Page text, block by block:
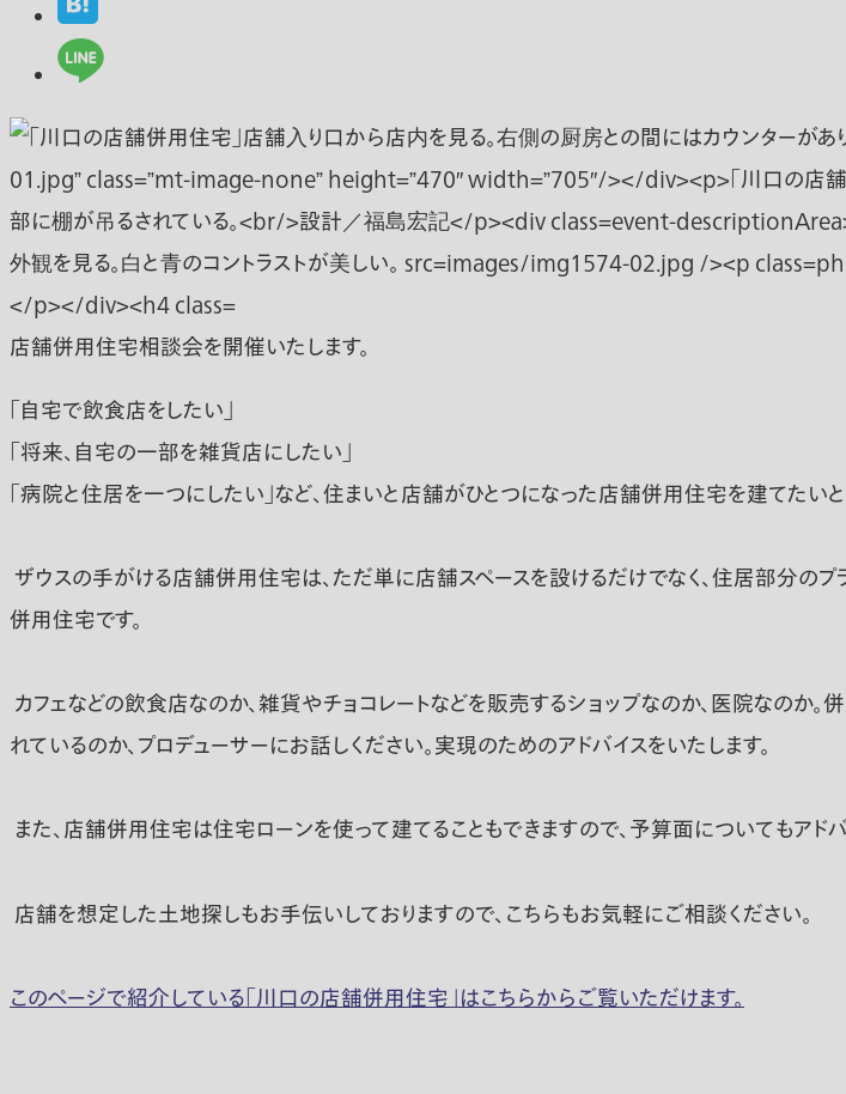
店舗併用住宅相談会を開催いたします。
「自宅で飲食店をしたい」
「将来、自宅の一部を雑貨店にしたい」
「病院と住居を一つにしたい」など、住まいと店舗がひとつになった店舗併用住宅を建てたい
ザウスの手がける店舗併用住宅は、ただ単に店舗スペースを設けるだけでなく、住居部分の
併用住宅です。
カフェなどの飲食店なのか、雑貨やチョコレートなどを販売するショップなのか、医院なのか
れているのか、プロデューサーにお話しください。実現のためのアドバイスをいたします。
また、店舗併用住宅は住宅ローンを使って建てることもできますので、予算面についてもアドバ
店舗を想定した土地探しもお手伝いしておりますので、こちらもお気軽にご相談ください。
このページで紹介している「川口の店舗併用住宅」はこちらからご覧いただけます。